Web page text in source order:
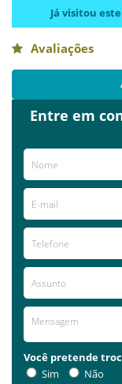
Já visitou
Avaliações
Entre em
Você pretende
Sim
Não